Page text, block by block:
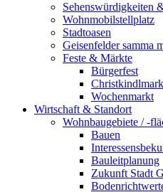
Sehenswürdigkeiten
Wohnmobilstellplatz
Stadtoasen
Geisenfelder samma
Feste & Märkte
Bürgerfest
Wochenmarkt
Wirtschaft & Standort
Wohnbaugebiete / -
Bauen
Bauleitplanung
Zukunft Stadt